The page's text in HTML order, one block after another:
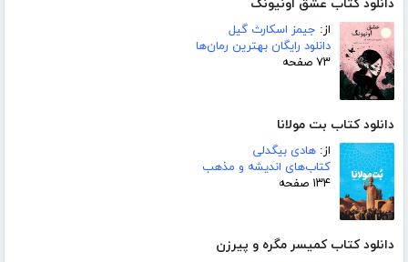
دانلود کتاب عشق اونیونگ
از: جیمز اسکارث گیل
دانلود رایگان بهترین رمان‌ها
۷۳ صفحه
دانلود کتاب بت مولانا
از: هادی بیگدلی
کتاب‌های اندیشه و مذهب
۱۳۴ صفحه
دانلود کتاب کمیسر مگره و پیرزن